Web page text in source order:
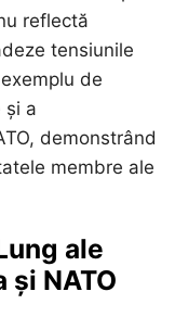
reflectă
tensiunile
de
și a
demonstrând
membre ale
ale
și NATO